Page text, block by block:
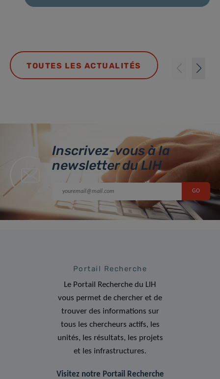
TOUTES LES ACTUALITÉS
Inscrivez-vous à la
newsletter du LIH
Portail Recherche
Le Portail Recherche du LIH
vous permet de chercher et de
trouver des informations sur
tous les chercheurs actifs, les
unités, les résultats, les projets
et les infrastructures.
Visitez notre Portail Recherche